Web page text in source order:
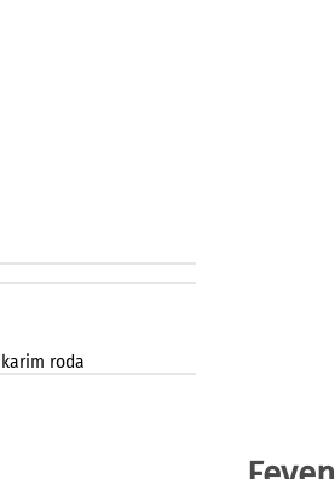
karim roda